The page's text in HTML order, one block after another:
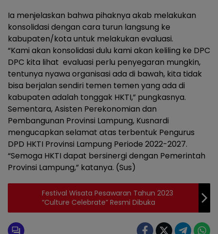
Ia menjelaskan bahwa pihaknya akab melakukan
konsolidasi dengan cara turun langsung ke
kabupaten/kota untuk melakukan evaluasi.
“Kami akan konsolidasi dulu kami akan keliling ke DPC
DPC kita lihat evaluasi perlu penyegaran mungkin,
tentunya nyawa organisasi ada di bawah, kita tidak
bisa berjalan sendiri temen temen yang ada di
kabupaten adalah tonggak HKTI,” pungkasnya.
Sementara, Asisten Perekonomian dan
Pembangunan Provinsi Lampung, Kusnardi
mengucapkan selamat atas terbentuk Pengurus
DPD HKTI Provinsi Lampung Periode 2022-2027.
“Semoga HKTI dapat bersinergi dengan Pemerintah
Provinsi Lampung,” katanya. (Sus)
Festival Wisata Pesawaran Tahun 2023
“Culture Celebrate” Resmi Dibuka